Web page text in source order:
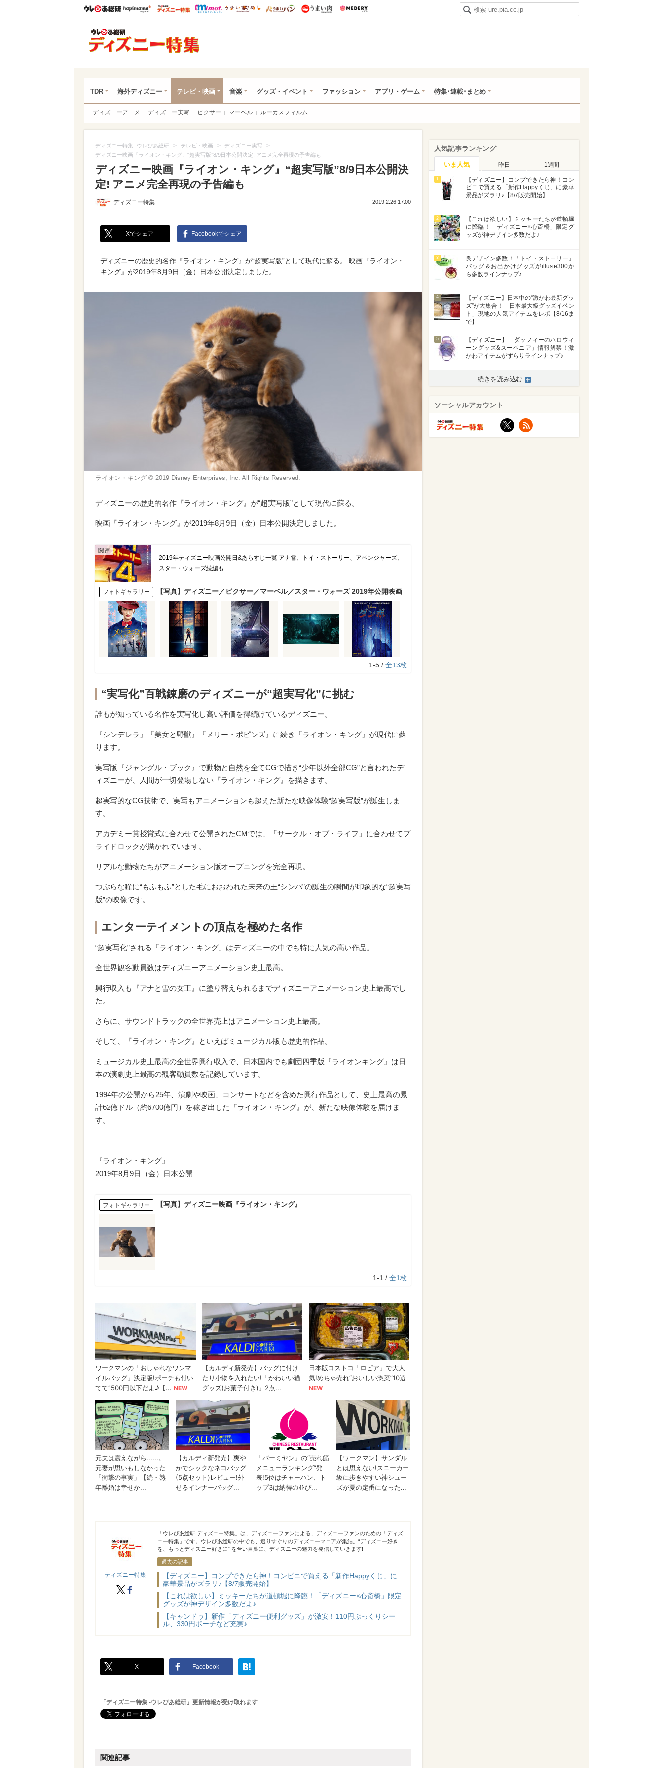
ウレぴあ総研ハピママ* ウレぴあ総研 ディズニー特集
mimot. うまいめし うまいパン うまい肉
TDR 海外ディズニー テレビ・映画 音楽 グッズ・イベント ファッション アプリ・ゲーム 特集･連載･まとめ
ディズニーアニメ ディズニー実写 ピクサー マーベル ルーカスフィルム
ディズニー特集 -ウレぴあ総研 > テレビ・映画 > ディズニー実写 >
ディズニー映画『ライオン・キング』“超実写版”8/9日本公開決定! アニメ完全再現の予告編も
ディズニー映画『ライオン・キング』“超実写版”8/9日本公開決
定! アニメ完全再現の予告編も
ディズニー特集 2019.2.26 17:00
Xでシェア Facebookでシェア
ディズニーの歴史的名作『ライオン・キング』が“超実写版”として現代に蘇る。 映画『ライオン・
キング』が2019年8月9日（金）日本公開決定しました。
ライオン・キング © 2019 Disney Enterprises, Inc. All Rights Reserved.
ディズニーの歴史的名作『ライオン・キング』が“超実写版”として現代に蘇る。
映画『ライオン・キング』が2019年8月9日（金）日本公開決定しました。
2019年ディズニー映画公開日&あらすじ一覧 アナ雪、トイ・ストーリー、アベンジャーズ、
スター・ウォーズ続編も
フォトギャラリー 【写真】ディズニー／ピクサー／マーベル／スター・ウォーズ 2019年公開映画
1-5 / 全13枚
“実写化”百戦錬磨のディズニーが“超実写化”に挑む
誰もが知っている名作を実写化し高い評価を得続けているディズニー。
『シンデレラ』『美女と野獣』『メリー・ポピンズ』に続き『ライオン・キング』が現代に蘇
ります。
実写版『ジャングル・ブック』で動物と自然を全てCGで描き“少年以外全部CG”と言われたデ
ィズニーが、人間が一切登場しない『ライオン・キング』を描きます。
超実写的なCG技術で、実写もアニメーションも超えた新たな映像体験“超実写版”が誕生しま
す。
アカデミー賞授賞式に合わせて公開されたCMでは、「サークル・オブ・ライフ」に合わせてプ
ライドロックが描かれています。
リアルな動物たちがアニメーション版オープニングを完全再現。
つぶらな瞳に“もふもふ”とした毛におおわれた未来の王“シンバ”の誕生の瞬間が印象的な“超実写
版”の映像です。
エンターテイメントの頂点を極めた名作
“超実写化”される『ライオン・キング』はディズニーの中でも特に人気の高い作品。
全世界観客動員数はディズニーアニメーション史上最高。
興行収入も『アナと雪の女王』に塗り替えられるまでディズニーアニメーション史上最高でし
た。
さらに、サウンドトラックの全世界売上はアニメーション史上最高。
そして、『ライオン・キング』といえばミュージカル版も歴史的作品。
ミュージカル史上最高の全世界興行収入で、日本国内でも劇団四季版『ライオンキング』は日
本の演劇史上最高の観客動員数を記録しています。
1994年の公開から25年、演劇や映画、コンサートなどを含めた興行作品として、史上最高の累
計62億ドル（約6700億円）を稼ぎ出した『ライオン・キング』が、新たな映像体験を届けま
す。
『ライオン・キング』
2019年8月9日（金）日本公開
フォトギャラリー 【写真】ディズニー映画『ライオン・キング』
1-1 / 全1枚
ディズニー特集
ディズニー特集
X facebook
「ウレぴあ総研 ディズニー特集」は、ディズニーファンによる、ディズニーファンのための「ディズ
ニー特集」です。ウレぴあ総研の中でも、選りすぐりのディズニーマニアが集結。“ディズニー好き
を、もっとディズニー好きに” を合い言葉に、ディズニーの魅力を発信していきます!
過去の記事
【ディズニー】コンプできたら神！コンビニで買える「新作Happyくじ」に
豪華景品がズラリ♪【8/7販売開始】
【これは欲しい】ミッキーたちが道頓堀に降臨！「ディズニー×心斎橋」限定
グッズが神デザイン多数だよ♪
【キャンドゥ】新作「ディズニー便利グッズ」が激安！110円ぷっくりシー
ル、330円ポーチなど充実♪
X Facebook
「ディズニー特集 -ウレぴあ総研」更新情報が受け取れます
関連記事
人気記事ランキング
いま人気 昨日 1週間
1
【ディズニー】コンプできたら神！コン
ビニで買える「新作Happyくじ」に豪華
景品がズラリ♪【8/7販売開始】
2
【これは欲しい】ミッキーたちが道頓堀
に降臨！「ディズニー×心斎橋」限定グ
ッズが神デザイン多数だよ♪
3
良デザイン多数！「トイ・ストーリー」
バッグ＆お出かけグッズがillusie300か
ら多数ラインナップ♪
4
【ディズニー】日本中の“激かわ最新グッ
ズ”が大集合！「日本最大級グッズイベン
ト」現地の人気アイテムをレポ【8/16ま
で】
5
【ディズニー】「ダッフィーのハロウィ
ーングッズ&スーベニア」情報解禁！激
かわアイテムがずらりラインナップ♪
続きを読み込む
ソーシャルアカウント
X